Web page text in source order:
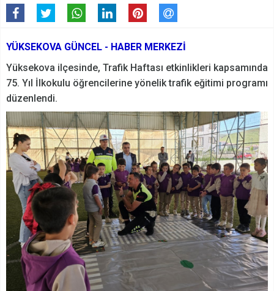
YÜKSEKOVA GÜNCEL - HABER MERKEZİ
Yüksekova ilçesinde, Trafik Haftası etkinlikleri kapsamında
75. Yıl İlkokulu öğrencilerine yönelik trafik eğitimi programı
düzenlendi.